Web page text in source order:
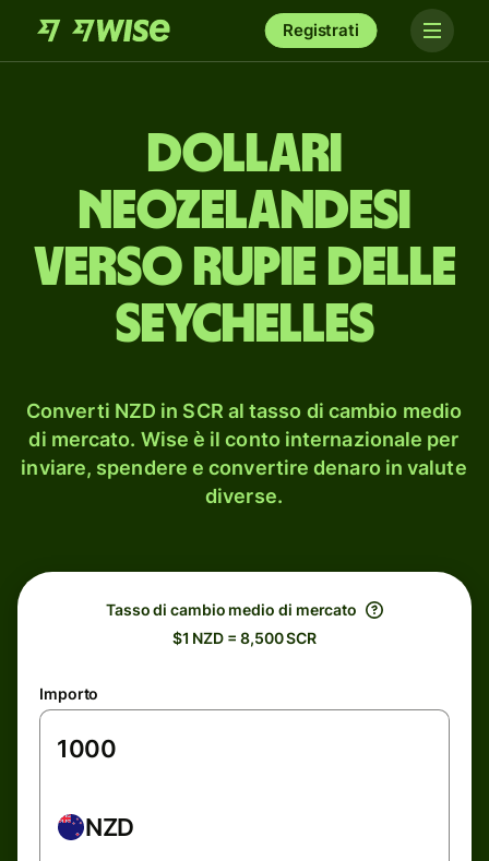
Registrati
dollari
neozelandesi
verso rupie delle
Seychelles
Converti NZD in SCR al tasso di cambio medio
di mercato. Wise è il conto internazionale per
inviare, spendere e convertire denaro in valute
diverse.
Tasso di cambio medio di mercato
$1 NZD = 8,500 SCR
Importo
NZD